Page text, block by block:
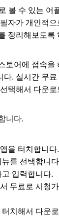
볼 수 있는 어
자가 개인적
정리해보도록
토어에 접속을
다. 실시간 무
택해서 다운
니다.
을 터치합니다.
를 선택합니
입력합니다.
무료로 시청
터치해서 다운